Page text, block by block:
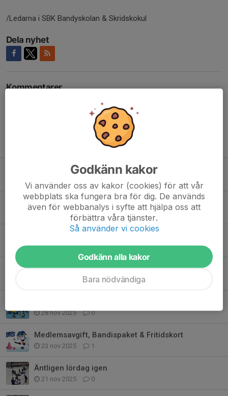
/Ledarna i SBK Bandyskolan & Skridskokul
Dela nyhet
Kommentarer
BS/SK - Tack för säsongen 25/26
Info från Föräldramötet idag 7/2
7 feb, 13:39 0
20 dec 2025 0
Snart är julen här!
0
28 nov 2025 0
Medlemsavgift, Bandispaket & Fritidskort
23 nov 2025 1
Äntligen lördag igen
21 nov 2025 0
Godkänn kakor
Vi använder oss av kakor (cookies) för att vår
webbplats ska fungera bra för dig. De används
även för webbanalys i syfte att hjälpa oss att
förbättra våra tjänster.
Så använder vi cookies
Godkänn alla kakor
Bara nödvändiga